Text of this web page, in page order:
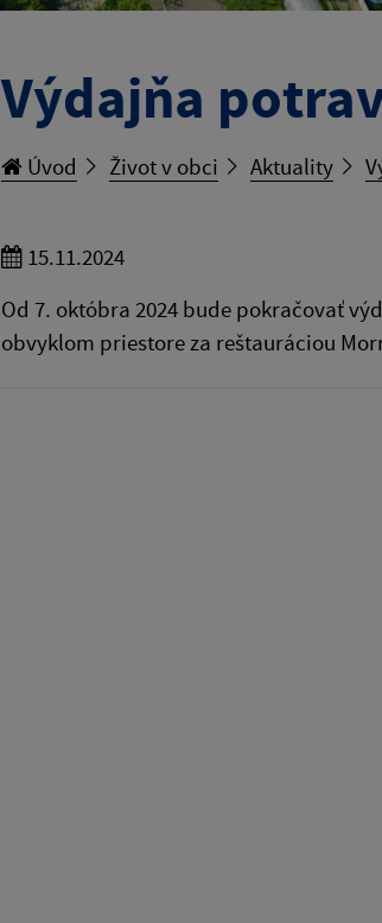
Výdajňa
Úvod Život v obci Aktuality
15.11.2024
Od 7. októbra 2024 bude pokračovať
obvyklom priestore za reštauráciou